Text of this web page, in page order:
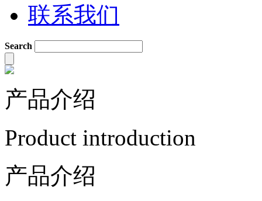
联系我们
Search
产品介绍
Product introduction
产品介绍